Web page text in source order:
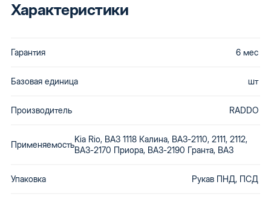
Характеристики
Гарантия 6 мес
Базовая единица шт
Производитель RADDO
Применяемость
Kia Rio, ВАЗ 1118 Калина, ВАЗ-2110, 2111, 2112,
ВАЗ-2170 Приора, ВАЗ-2190 Гранта, ВАЗ
Упаковка Рукав ПНД, ПСД